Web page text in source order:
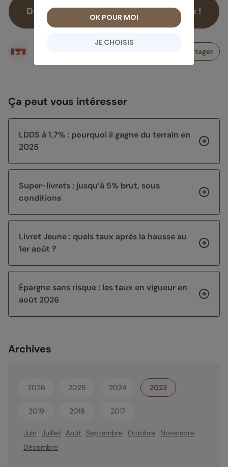
Découvrez le super livret Meilleurtaux !
Partager
Ça peut vous intéresser
LDDS à 1,7% : pourquoi il gagne du terrain en
2025
Super-livrets : jusqu’à 5% brut, sous
conditions
Livret Jeune : quels taux après la hausse au
1er août ?
Épargne sans risque : les taux en vigueur en
août 2026
Archives
2026 2025 2024 2023
2019 2018 2017
Juin Juillet Août Septembre Octobre
Novembre
Décembre
JE CHOISIS
OK POUR MOI